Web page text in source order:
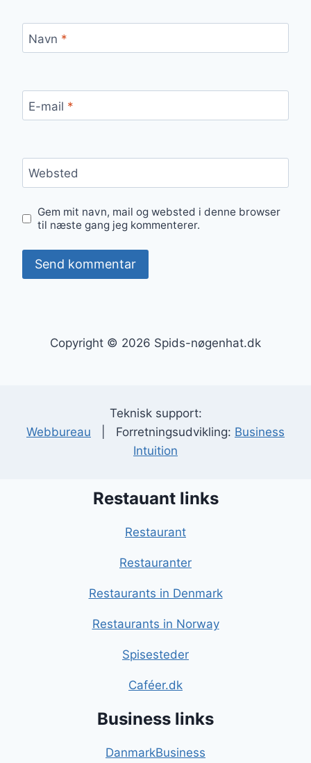
Navn *
E-mail *
Websted
Gem mit navn, mail og websted i denne browser
til næste gang jeg kommenterer.
Copyright © 2026 Spids-nøgenhat.dk
Teknisk support:
Webbureau | Forretningsudvikling: Business
Intuition
Restauant links
Restaurant
Restauranter
Restaurants in Denmark
Restaurants in Norway
Spisesteder
Caféer.dk
Business links
DanmarkBusiness